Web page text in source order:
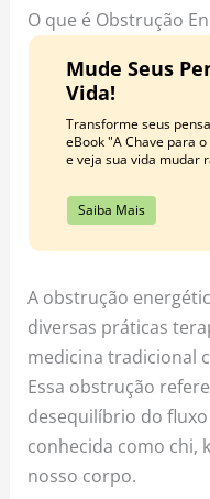
k
O que é Obstrução
Mude Seus
Vida!
Transforme seus
eBook "A Chave para
e veja sua vida mudar
Saiba Mais
A obstrução
diversas práticas
medicina tradicional
Essa obstrução
desequilíbrio do
conhecida como chi,
nosso corpo.